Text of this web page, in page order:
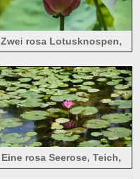
Zwei rosa Lotusknospen,
Eine rosa Seerose, Teich,